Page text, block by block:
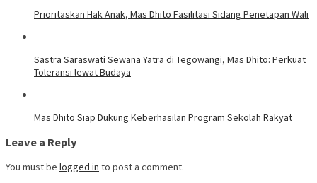
Prioritaskan Hak Anak, Mas Dhito Fasilitasi Sidang Penetapan Wali
Sastra Saraswati Sewana Yatra di Tegowangi, Mas Dhito: Perkuat
Toleransi lewat Budaya
Mas Dhito Siap Dukung Keberhasilan Program Sekolah Rakyat
Leave a Reply
You must be logged in to post a comment.